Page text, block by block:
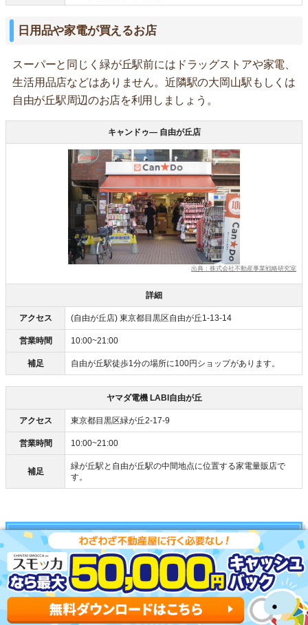
日用品や家電が買えるお店
スーパーと同じく緑が丘駅前にはドラッグストアや家電、
生活用品店などはありません。近隣駅の大岡山駅もしくは
自由が丘駅周辺のお店を利用しましょう。
キャンドゥ― 自由が丘店
出典：株式会社不動産事業戦略研究室
詳細
アクセス (自由が丘店) 東京都目黒区自由が丘1-13-14
営業時間 10:00~21:00
補足 自由が丘駅徒歩1分の場所に100円ショップがあります。
ヤマダ電機 LABI自由が丘
アクセス 東京都目黒区緑が丘2-17-9
営業時間 10:00~21:00
補足
緑が丘駅と自由が丘駅の中間地点に位置する家電量販店で
す。
緑が丘駅の外食スポット
サイゼリヤ 大岡山駅前店
アクセス 東京都大田区北千束3-26-12
営業時間 11:00~24:00